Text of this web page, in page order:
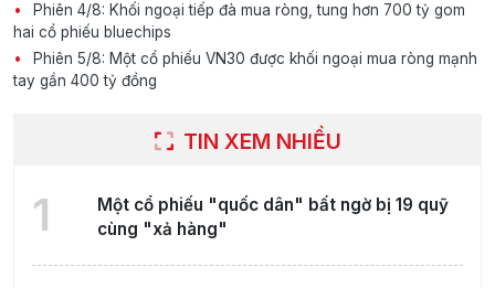
Phiên 4/8: Khối ngoại tiếp đà mua ròng, tung hơn 700 tỷ gom
hai cổ phiếu bluechips
Phiên 5/8: Một cổ phiếu VN30 được khối ngoại mua ròng mạnh
tay gần 400 tỷ đồng
TIN XEM NHIỀU
1
Một cổ phiếu "quốc dân" bất ngờ bị 19 quỹ
cùng "xả hàng"